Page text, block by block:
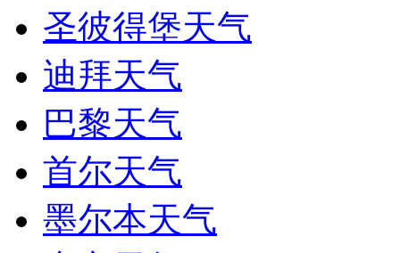
圣彼得堡天气
迪拜天气
巴黎天气
首尔天气
墨尔本天气